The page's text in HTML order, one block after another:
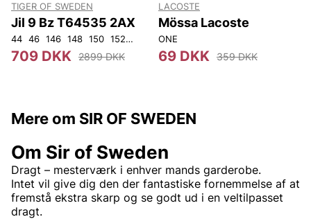
TIGER OF SWEDEN
Jil 9 Bz T64535 2AX
44 46 146 148 150 152 92 96 100
709 DKK 2899 DKK
LACOSTE
Mössa Lacoste
ONE
69 DKK 359 DKK
Mere om SIR OF SWEDEN
Om Sir of Sweden
Dragt – mesterværk i enhver mands garderobe.
Intet vil give dig den der fantastiske fornemmelse af at
fremstå ekstra skarp og se godt ud i en veltilpasset
dragt.